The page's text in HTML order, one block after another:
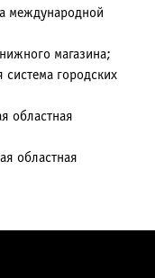
международной
магазина;
городских
областная
областная